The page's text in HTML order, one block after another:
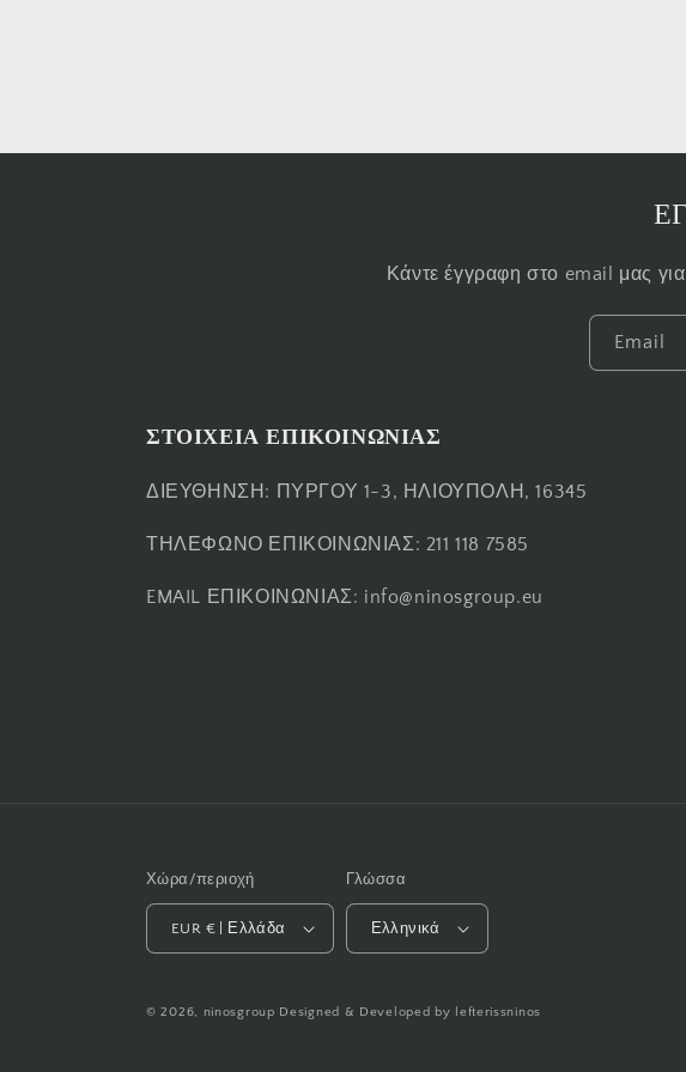
Κάντε έγγραφη στο email μας
Email
ΣΤΟΙΧΕΙΑ ΕΠΙΚΟΙΝΩΝΙΑΣ
ΔΙΕΥΘΗΝΣΗ: ΠΥΡΓΟΥ 1-3, ΗΛΙΟΥΠΟΛΗ, 16345
ΤΗΛΕΦΩΝΟ ΕΠΙΚΟΙΝΩΝΙΑΣ: 211 118 7585
EMAIL ΕΠΙΚΟΙΝΩΝΙΑΣ: info@ninosgroup.eu
Χώρα/περιοχή
EUR € | Ελλάδα
Γλώσσα
Ελληνικά
© 2026, ninosgroup Designed & Developed by lefterissninos